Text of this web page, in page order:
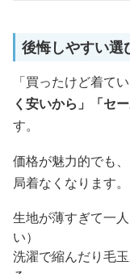
後悔しやすい選
「買ったけど着て
く安いから」「セ
す。
価格が魅力的でも
局着なくなります。
生地が薄すぎて一
い）
洗濯で縮んだり毛